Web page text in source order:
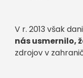
V r. 2013 však
nás usmernilo,
zdrojov v